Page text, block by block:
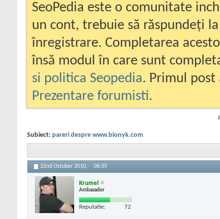
SeoPedia este o comunitate
un cont, trebuie să răspundeți
înregistrare. Completarea
însă modul în care sunt
si politica Seopedia. Primul
Prezentare forumisti.
Subiect: pareri despre www.bionyk.com
22nd October 2010, 06:35
Krumel
Ambasador
Reputatie: 72